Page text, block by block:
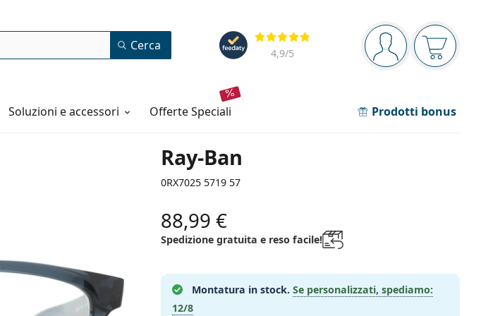
Barra di navigazione
sei connesso
Il
Valutazione
4,9/5
Cerca
Soluzioni e accessori offerte speciali Prodotti bonus
Ray-Ban
0RX7025 5719 57
88,99 €
Spedizione gratuita e reso facile!
Montatura in stock. Se personalizzati, spediamo:
12/8